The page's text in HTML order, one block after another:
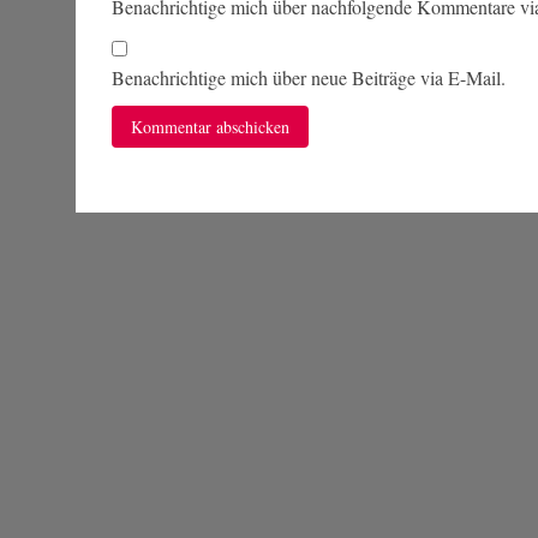
Benachrichtige mich über nachfolgende Kommentare
Benachrichtige mich über neue Beiträge via E-Mail.